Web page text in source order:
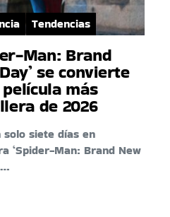
Tendencias
Man: Brand
se convierte
más
de 2026
solo siete días en
‘Spider-Man: Brand New